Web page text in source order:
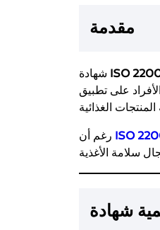
مقدمة
ISO
على تطبيق
ISO